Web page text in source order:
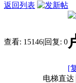
返回列表
查看: 15146|回复: 0
[
电梯直达